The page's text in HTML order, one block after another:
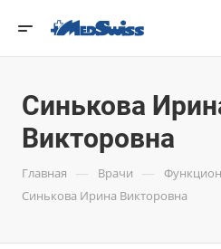
Синькова
Викторовна
Главная — Врачи —
Синькова Ирина Викторовна